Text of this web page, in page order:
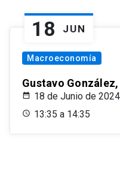
18 JUN
Macroeconomía
Gustavo
18 de Junio de 2024
13:35 a 14:35